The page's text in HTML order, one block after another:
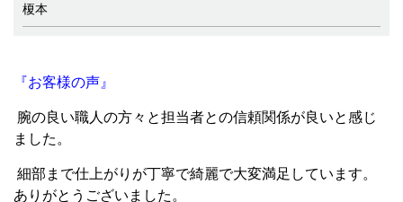
榎本
『お客様の声』
腕の良い職人の方々と担当者との信頼関係が良いと感じ
ました。
細部まで仕上がりが丁寧で綺麗で大変満足しています。
ありがとうございました。